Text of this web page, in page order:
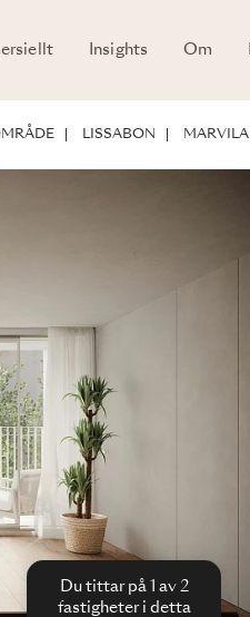
Insights Om
LISSABON MARVILA
Du tittar på 1 av 2
fastigheter i detta